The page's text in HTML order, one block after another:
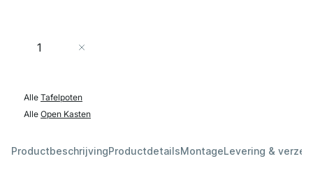
Aantal
Alle Tafelpoten
Alle Open Kasten
ProductbeschrijvingProductdetailsMontageLevering &